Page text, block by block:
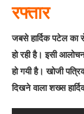
रफ्तार
जबसे हार्दिक पटेल
हो रही है। इसी
हो गयी है। खोजी
दिखने वाला शख्स